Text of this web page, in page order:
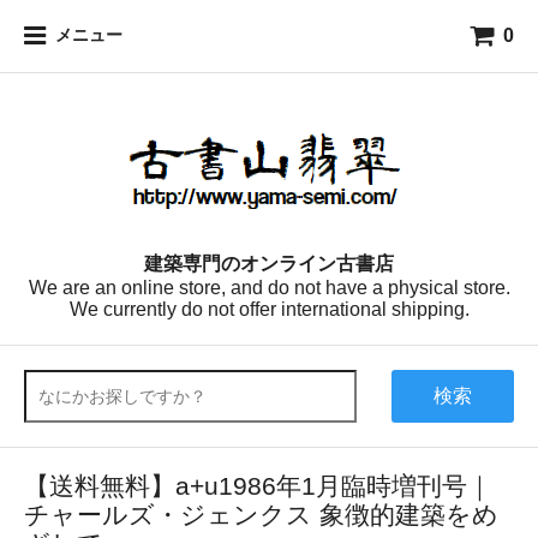
メニュー 0
建築専門のオンライン古書店
We are an online store, and do not have a physical store.
We currently do not offer international shipping.
検索
【送料無料】a+u1986年1月臨時増刊号｜
チャールズ・ジェンクス 象徴的建築をめ